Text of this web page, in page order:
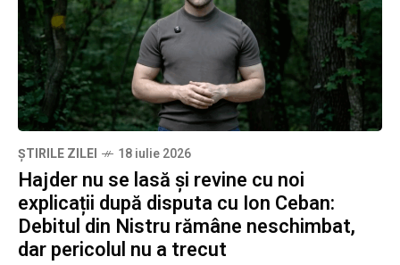
ȘTIRILE ZILEI 18 iulie 2026
Hajder nu se lasă și revine cu noi
explicații după disputa cu Ion Ceban:
Debitul din Nistru rămâne neschimbat,
dar pericolul nu a trecut